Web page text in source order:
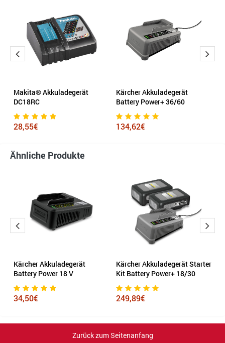
Makita® Akkuladegerät
DC18RC
28,55€
Kärcher Akkuladegerät
Battery Power+ 36/60
134,62€
Ähnliche Produkte
Kärcher Akkuladegerät
Battery Power 18 V
34,50€
Kärcher Akkuladegerät Starter
Kit Battery Power+ 18/30
249,89€
Zurück zum Seitenanfang